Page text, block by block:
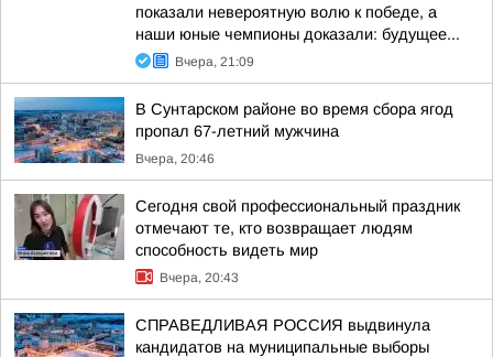
показали невероятную волю к победе, а
наши юные чемпионы доказали: будущее...
Вчера, 21:09
В Сунтарском районе во время сбора ягод
пропал 67-летний мужчина
Вчера, 20:46
Сегодня свой профессиональный праздник
отмечают те, кто возвращает людям
способность видеть мир
Вчера, 20:43
СПРАВЕДЛИВАЯ РОССИЯ выдвинула
кандидатов на муниципальные выборы